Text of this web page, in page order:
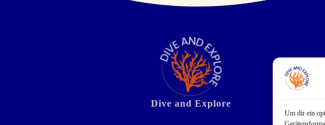
Um dir ein
Dive and Explore